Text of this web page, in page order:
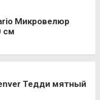
Микровелюр
см
Тедди мятный